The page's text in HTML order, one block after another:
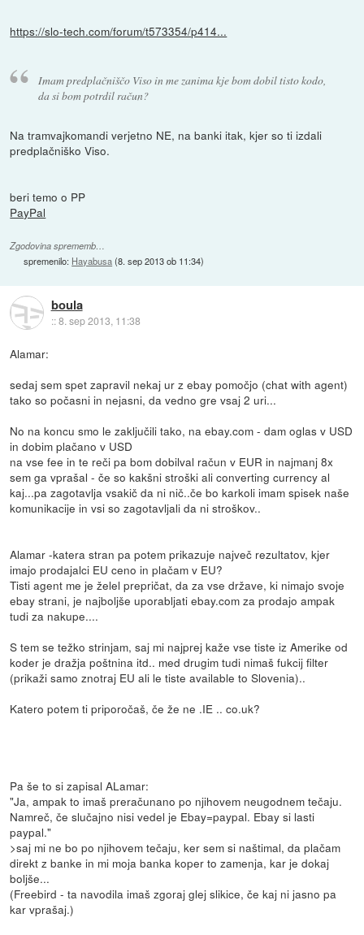
https://slo-tech.com/forum/t573354/p414...
Imam predplačniščo Viso in me zanima kje bom dobil tisto kodo,
da si bom potrdil račun?
Na tramvajkomandi verjetno NE, na banki itak, kjer so ti izdali
predplačniško Viso.
beri temo o PP
PayPal
Zgodovina sprememb…
spremenilo: Hayabusa(8. sep 2013 ob 11:34)
boula
::8. sep 2013, 11:38
Alamar:
sedaj sem spet zapravil nekaj ur z ebay pomočjo (chat with agent)
tako so počasni in nejasni, da vedno gre vsaj 2 uri...
No na koncu smo le zaključili tako, na ebay.com - dam oglas v USD
in dobim plačano v USD
na vse fee in te reči pa bom dobilval račun v EUR in najmanj 8x
sem ga vprašal - če so kakšni stroški ali converting currency al
kaj...pa zagotavlja vsakič da ni nič..če bo karkoli imam spisek naše
komunikacije in vsi so zagotavljali da ni stroškov..
Alamar -katera stran pa potem prikazuje največ rezultatov, kjer
imajo prodajalci EU ceno in plačam v EU?
Tisti agent me je želel prepričat, da za vse države, ki nimajo svoje
ebay strani, je najboljše uporabljati ebay.com za prodajo ampak
tudi za nakupe....
S tem se težko strinjam, saj mi najprej kaže vse tiste iz Amerike od
koder je dražja poštnina itd.. med drugim tudi nimaš fukcij filter
(prikaži samo znotraj EU ali le tiste available to Slovenia)..
Katero potem ti priporočaš, če že ne .IE .. co.uk?
Pa še to si zapisal ALamar:
"Ja, ampak to imaš preračunano po njihovem neugodnem tečaju.
Namreč, če slučajno nisi vedel je Ebay=paypal. Ebay si lasti
paypal."
>saj mi ne bo po njihovem tečaju, ker sem si naštimal, da plačam
direkt z banke in mi moja banka koper to zamenja, kar je dokaj
boljše...
(Freebird - ta navodila imaš zgoraj glej slikice, če kaj ni jasno pa
kar vprašaj.)